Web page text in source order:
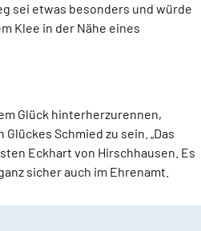
sei etwas besonders und würde
Klee in der Nähe eines
Glück hinterherzurennen,
Schmied zu sein. „Das
Eckhart von Hirschhausen. Es
sicher auch im Ehrenamt.